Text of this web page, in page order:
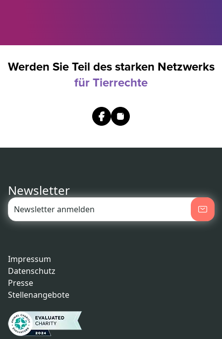
Werden Sie Teil des starken Netzwerks
für Tierrechte
Newsletter
Impressum
Datenschutz
Presse
Stellenangebote